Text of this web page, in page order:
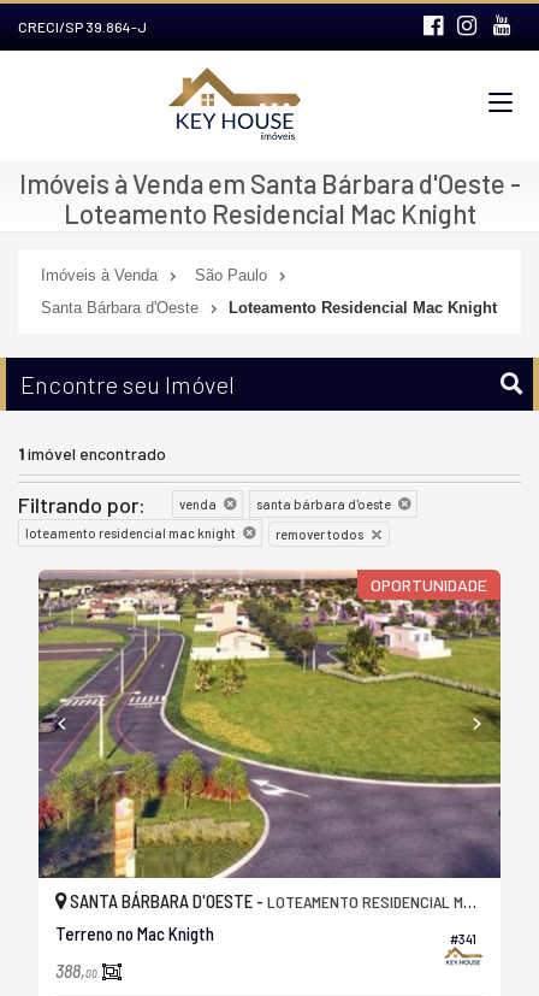
CRECI/SP 39.864-J
Imóveis à Venda em Santa Bárbara d'Oeste -
Loteamento Residencial Mac Knight
Imóveis à Venda
São Paulo
Santa Bárbara d'Oeste
Loteamento Residencial Mac Knight
Encontre seu Imóvel
1imóvel encontrado
Filtrando por: venda
santa bárbara d'oeste
loteamento residencial mac knight
remover todos
OPORTUNIDADE
#341
SANTA BÁRBARA D'OESTE - LOTEAMENTO RESIDENCIAL MAC KNIGHT
Terreno no Mac Knigth
388,00